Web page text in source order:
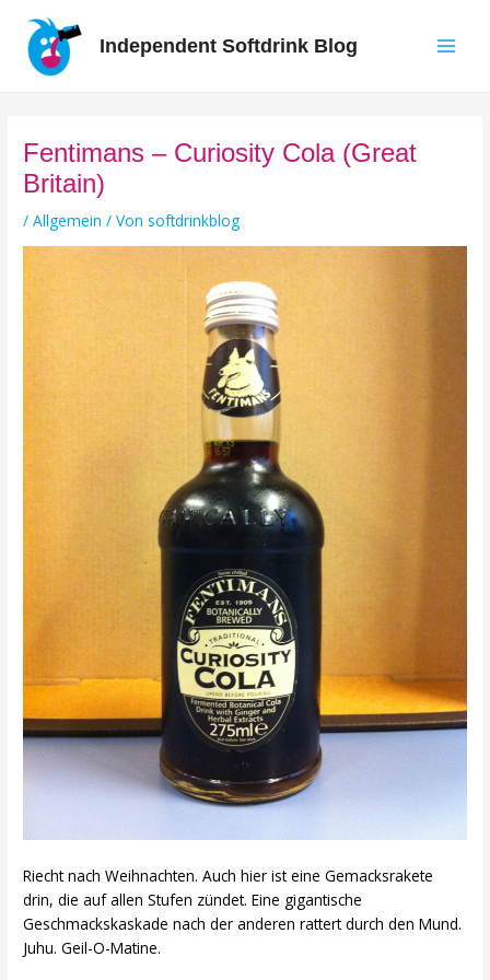
Inhalt
springen
Independent Softdrink Blog
Fentimans – Curiosity Cola (Great
Britain)
/Allgemein / Von softdrinkblog
Riecht nach Weihnachten. Auch hier ist eine Gemacksrakete
drin, die auf allen Stufen zündet. Eine gigantische
Geschmackskaskade nach der anderen rattert durch den Mund.
Juhu. Geil-O-Matine.